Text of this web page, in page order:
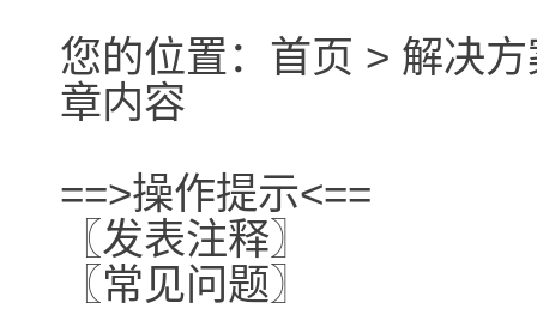
您的位置：首页 > 解决
章内容
==>操作提示<==
〖发表注释〗
〖常见问题〗